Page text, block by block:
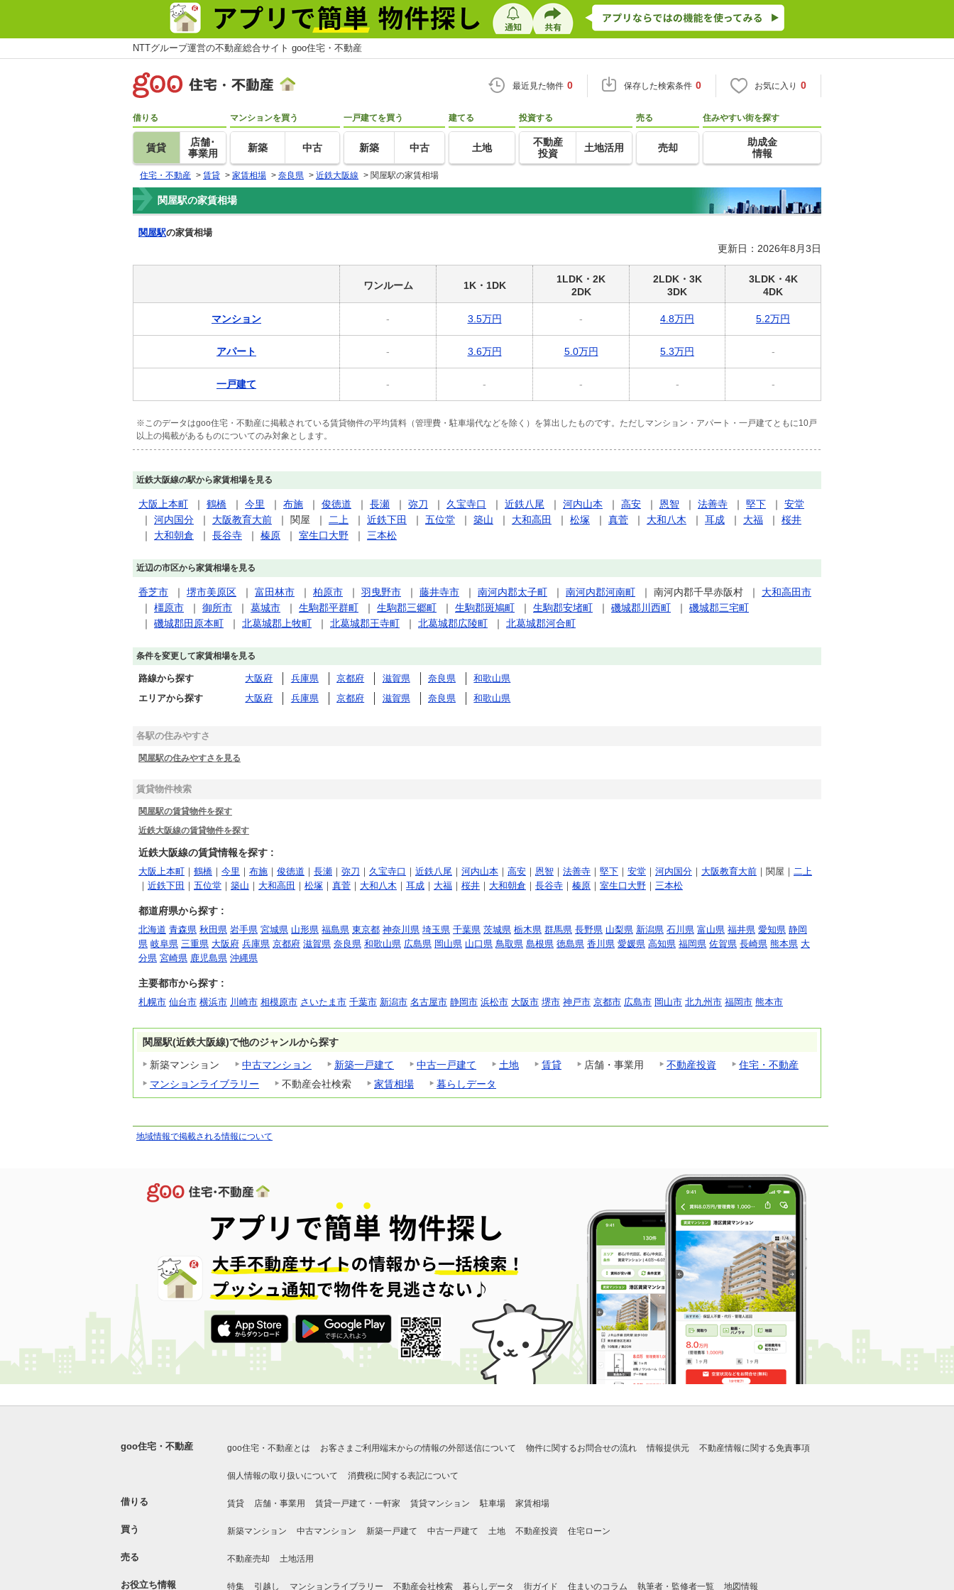
NTTグループ運営の不動産総合サイト goo住宅・不動産
最近見た物件 0 保存した検索条件 0 お気に入り 0
借りる
賃貸
店舗･
事業用
マンションを買う
新築 中古
一戸建てを買う
新築 中古
建てる
土地
投資する
不動産
投資
土地活用
売る
売却
住みやすい街を探す
助成金
情報
住宅・不動産 > 賃貸 > 家賃相場 > 奈良県 > 近鉄大阪線 > 関屋駅の家賃相場
関屋駅の家賃相場
関屋駅の家賃相場
更新日：2026年8月3日
ワンルーム 1K・1DK
1LDK・2K
2DK
2LDK・3K
3DK
3LDK・4K
4DK
マンション - 3.5万円 - 4.8万円 5.2万円
アパート - 3.6万円 5.0万円 5.3万円 -
一戸建て - - - - -
※このデータはgoo住宅・不動産に掲載されている賃貸物件の平均賃料（管理費・駐車場代などを除く）を算出したものです。ただしマンション・アパート・一戸建てともに10戸
以上の掲載があるものについてのみ対象とします。
近鉄大阪線の駅から家賃相場を見る
大阪上本町 ｜ 鶴橋 ｜ 今里 ｜ 布施 ｜ 俊徳道 ｜ 長瀬 ｜ 弥刀 ｜ 久宝寺口 ｜ 近鉄八尾 ｜ 河内山本 ｜ 高安 ｜ 恩智 ｜ 法善寺 ｜ 堅下 ｜ 安堂
｜ 河内国分 ｜ 大阪教育大前 ｜ 関屋 ｜ 二上 ｜ 近鉄下田 ｜ 五位堂 ｜ 築山 ｜ 大和高田 ｜ 松塚 ｜ 真菅 ｜ 大和八木 ｜ 耳成 ｜ 大福 ｜ 桜井
｜ 大和朝倉 ｜ 長谷寺 ｜ 榛原 ｜ 室生口大野 ｜ 三本松
近辺の市区から家賃相場を見る
香芝市 ｜ 堺市美原区 ｜ 富田林市 ｜ 柏原市 ｜ 羽曳野市 ｜ 藤井寺市 ｜ 南河内郡太子町 ｜ 南河内郡河南町 ｜ 南河内郡千早赤阪村 ｜ 大和高田市
｜ 橿原市 ｜ 御所市 ｜ 葛城市 ｜ 生駒郡平群町 ｜ 生駒郡三郷町 ｜ 生駒郡斑鳩町 ｜ 生駒郡安堵町 ｜ 磯城郡川西町 ｜ 磯城郡三宅町
｜ 磯城郡田原本町 ｜ 北葛城郡上牧町 ｜ 北葛城郡王寺町 ｜ 北葛城郡広陵町 ｜ 北葛城郡河合町
条件を変更して家賃相場を見る
路線から探す 大阪府 兵庫県 京都府 滋賀県 奈良県
和歌山県
エリアから探す
大阪府 兵庫県 京都府 滋賀県 奈良県 和歌山県
各駅の住みやすさ
関屋駅の住みやすさを見る
賃貸物件検索
関屋駅の賃貸物件を探す
近鉄大阪線の賃貸物件を探す
近鉄大阪線の賃貸情報を探す :
大阪上本町 ｜ 鶴橋 ｜ 今里 ｜ 布施 ｜ 俊徳道 ｜ 長瀬 ｜ 弥刀 ｜ 久宝寺口 ｜ 近鉄八尾 ｜ 河内山本 ｜ 高安 ｜ 恩智 ｜ 法善寺 ｜ 堅下 ｜ 安堂 ｜ 河内国分 ｜ 大阪教育大前 ｜関屋｜ 二上
｜ 近鉄下田 ｜ 五位堂 ｜ 築山 ｜ 大和高田 ｜ 松塚 ｜ 真菅 ｜ 大和八木 ｜ 耳成 ｜ 大福 ｜ 桜井 ｜ 大和朝倉 ｜ 長谷寺 ｜ 榛原 ｜ 室生口大野 ｜ 三本松
都道府県から探す :
北海道 青森県 秋田県 岩手県 宮城県 山形県 福島県 東京都 神奈川県 埼玉県 千葉県 茨城県 栃木県 群馬県 長野県 山梨県 新潟県 石川県 富山県 福井県 愛知県 静岡
県 岐阜県 三重県 大阪府 兵庫県 京都府 滋賀県 奈良県 和歌山県 広島県 岡山県 山口県 鳥取県 島根県 徳島県 香川県 愛媛県 高知県 福岡県 佐賀県 長崎県 熊本県 大
分県 宮崎県 鹿児島県 沖縄県
主要都市から探す :
札幌市 仙台市 横浜市 川崎市 相模原市 さいたま市 千葉市 新潟市 名古屋市 静岡市 浜松市 大阪市 堺市 神戸市 京都市 広島市 岡山市 北九州市 福岡市 熊本市
関屋駅(近鉄大阪線)で他のジャンルから探す
新築マンション
中古マンション 新築一戸建て 中古一戸建て 土地 賃貸 店舗・事業用 不動産投資
住宅・不動産
マンションライブラリー
不動産会社検索 家賃相場 暮らしデータ
地域情報で掲載される情報について
goo住宅・不動産 goo住宅・不動産とは お客さまご利用端末からの情報の外部送信について 物件に関するお問合せの流れ 情報提供元 不動産情報に関する免責事項
個人情報の取り扱いについて 消費税に関する表記について
借りる 賃貸 店舗・事業用 賃貸一戸建て・一軒家 賃貸マンション 駐車場 家賃相場
買う 新築マンション 中古マンション 新築一戸建て 中古一戸建て 土地 不動産投資 住宅ローン
売る 不動産売却 土地活用
お役立ち情報 特集 引越し マンションライブラリー 不動産会社検索 暮らしデータ 街ガイド 住まいのコラム 執筆者・監修者一覧 地図情報